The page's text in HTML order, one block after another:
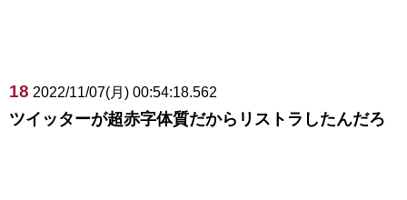
18 2022/11/07(月) 00:54:18.562
ツイッターが超赤字体質だからリストラしたんだろ